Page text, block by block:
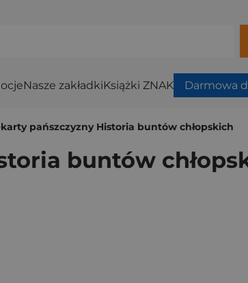
Nasze zakładkiKsiążki ZNAK Darmowa
pańszczyzny Historia buntów chłopskich
buntów